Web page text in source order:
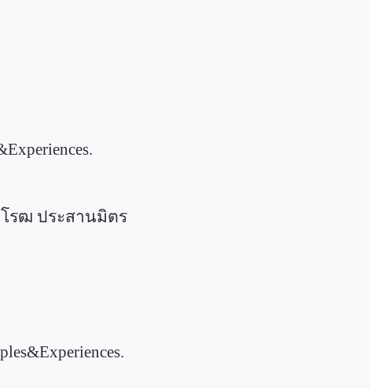
ฒ ประสานมิตร